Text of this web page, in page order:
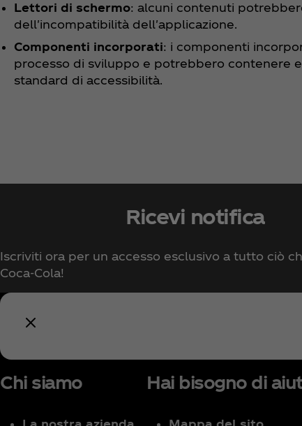
Lettori di schermo: alcuni contenuti
dell'incompatibilità dell'applicazione.
Componenti incorporati: i componenti
processo di sviluppo e potrebbero contenere
standard di accessibilità.
Ricevi notifica
Iscriviti ora per un accesso esclusivo a tutto ciò
Coca‑Cola!
Chi siamo Hai bisogno di